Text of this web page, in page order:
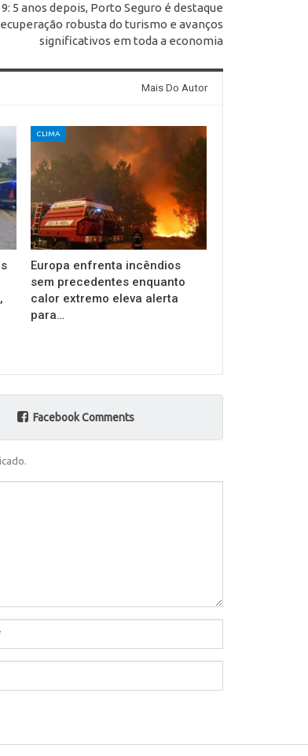
5 anos depois, Porto Seguro é destaque
robusta do turismo e avanços
significativos em toda a economia
Mais Do Autor
CLIMA
Europa enfrenta incêndios
sem precedentes enquanto
calor extremo eleva alerta
para…
Facebook Comments